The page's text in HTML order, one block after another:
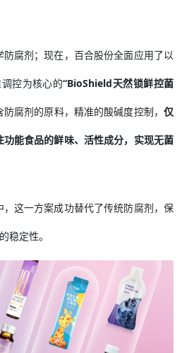
腐剂；现在，百合股份全面应用了以
控为核心的“BioShield天然锁鲜控菌
腐剂的原料，精准的酸碱度控制，仅
能食品的鲜味、活性成分，实现无菌
这一方案成功替代了传统防腐剂，保
稳定性。